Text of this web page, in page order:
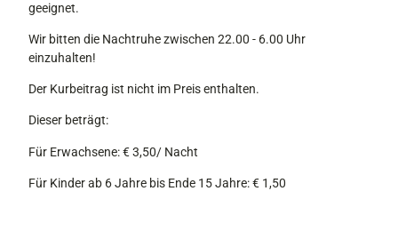
geeignet.
Wir bitten die Nachtruhe zwischen 22.00 - 6.00 Uhr
einzuhalten!
Der Kurbeitrag ist nicht im Preis enthalten.
Dieser beträgt:
Für Erwachsene: € 3,50/ Nacht
Für Kinder ab 6 Jahre bis Ende 15 Jahre: € 1,50